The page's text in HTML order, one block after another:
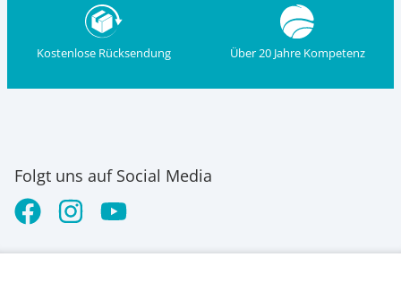
Kostenlose Rücksendung Über 20 Jahre Kompetenz
Folgt uns auf Social Media